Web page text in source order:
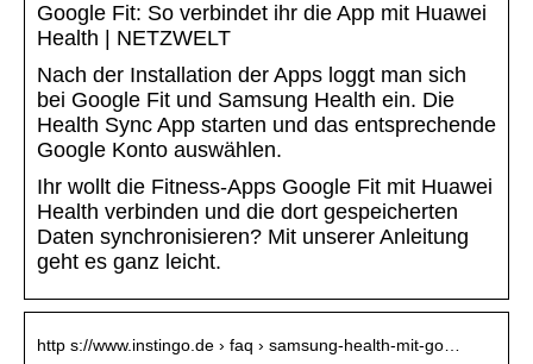
Google Fit: So verbindet ihr die App mit Huawei
Health | NETZWELT
Nach der Installation der Apps loggt man sich
bei Google Fit und Samsung Health ein. Die
Health Sync App starten und das entsprechende
Google Konto auswählen.
Ihr wollt die Fitness-Apps Google Fit mit Huawei
Health verbinden und die dort gespeicherten
Daten synchronisieren? Mit unserer Anleitung
geht es ganz leicht.
http s://www.instingo.de › faq › samsung-health-mit-go…